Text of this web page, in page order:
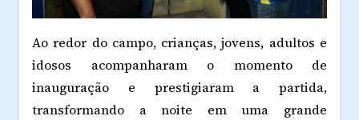
Ao redor do campo, crianças, jovens, adultos e
idosos acompanharam o momento de
inauguração e prestigiaram a partida,
transformando a noite em uma grande